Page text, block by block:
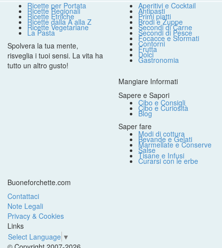
Ricette per Portata
Ricette Regionali
Ricette Etniche
Ricette dalla A alla Z
Ricette Vegetariane
La Pasta
Spolvera la tua mente,
risveglia i tuoi sensi. La vita ha
tutto un altro gusto!
Aperitivi e Cocktail
Antipasti
Primi piatti
Brodi e Zuppe
Secondi di Carne
Secondi di Pesce
Focacce e Sformati
Contorni
Frutta
Dolci
Gastronomia
Mangiare Informati
Sapere e Sapori
Cibo e Consigli
Cibo e Curiosità
Blog
Saper fare
Modi di cottura
Bevande e Gelati
Marmellate e Conserve
Salse
Tisane e Infusi
Curarsi con le erbe
Buoneforchette.com
Contattaci
Note Legali
Privacy & Cookies
Links
Select Language ▼